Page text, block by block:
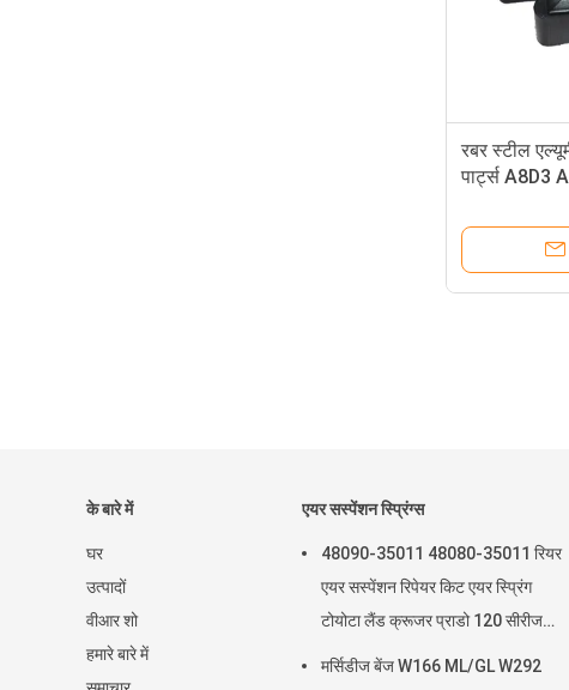
रबर स्टील
पार्ट्स A8D3
के बारे में
घर
उत्पादों
वीआर शो
हमारे बारे में
एयर सस्पेंशन स्प्रिंग्स
48090-35011 48080-35011 रियर
एयर सस्पेंशन रिपेयर किट एयर स्प्रिंग
टोयोटा लैंड क्रूजर प्राडो 120 सीरीज
GX470 2003-2009
मर्सिडीज बेंज W166 ML/GL W292